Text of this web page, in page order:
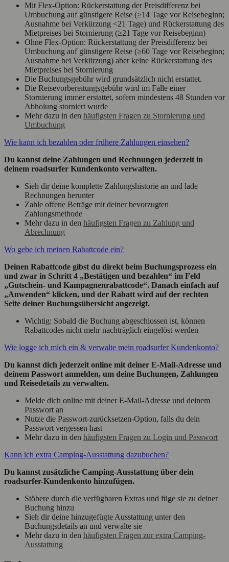
Mit Flex-Option: Rückerstattung der Preisdifferenz bei
Umbuchung auf günstigere Reise (≥14 Tage vor Reisebeginn;
Ausnahme bei Verkürzung <21 Tage) und Rückerstattung des
Mietpreises bei Stornierung (≥21 Tage vor Reisebeginn)
Ohne Flex-Option: Rückerstattung der Preisdifferenz bei
Umbuchung auf günstigere Reise (≥60 Tage vor Reisebeginn;
Ausnahme bei Verkürzung) aber keine Rückerstattung des
Mietpreises bei Stornierung
Die Buchungsgebühr wird grundsätzlich nicht erstattet.
Die Reisevorbereitungsgebühr wird im Falle einer
Stornierung immer erstattet, sofern mindestens 48 Stunden vor
Abholung storniert wurde
Mehr dazu in den häufigsten Fragen zu Stornierung und
Umbuchung
Wie kann ich bezahlen oder frühere Zahlungen einsehen?
Du kannst deine Zahlungen und Rechnungen jederzeit in
deinem roadsurfer Kundenkonto verwalten.
Sieh dir deine komplette Zahlungshistorie an und lade
Rechnungen herunter
Zahle offene Beträge mit deiner bevorzugten
Zahlungsmethode
Mehr dazu in den häufigsten Fragen zu Zahlung und
Abrechnung
Wo gebe ich meinen Rabattcode ein?
Deinen Rabattcode gibst du direkt beim Buchungsprozess ein
und zwar in Schritt 4 „Bestätigen und bezahlen“ im Feld
„Gutschein- und Kampagnenrabattcode“. Danach einfach auf
„Anwenden“ klicken, und der Rabatt wird auf der rechten
Seite deiner Buchungsübersicht angezeigt.
Wichtig: Sobald die Buchung abgeschlossen ist, können
Rabattcodes nicht mehr nachträglich eingelöst werden
Wie logge ich mich ein & verwalte mein roadsurfer Kundenkonto?
Du kannst dich jederzeit online mit deiner E-Mail-Adresse und
deinem Passwort anmelden, um deine Buchungen, Zahlungen
und Reisedetails zu verwalten.
Melde dich online mit deiner E-Mail-Adresse und deinem
Passwort an
Nutze die Passwort-zurücksetzen-Option, falls du dein
Passwort vergessen hast
Mehr dazu in den häufigsten Fragen zu Login und Passwort
Kann ich extra Camping-Ausstattung dazubuchen?
Du kannst zusätzliche Camping-Ausstattung über dein
roadsurfer-Kundenkonto hinzufügen.
Stöbere durch die verfügbaren Extras und füge sie zu deiner
Buchung hinzu
Sieh dir deine hinzugefügte Ausstattung unter den
Buchungsdetails an und verwalte sie
Mehr dazu in den häufigsten Fragen zur extra Camping-
Ausstattung